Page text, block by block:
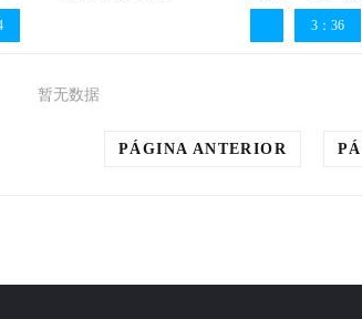
3：36
暂无数据
PÁGINA ANTERIOR